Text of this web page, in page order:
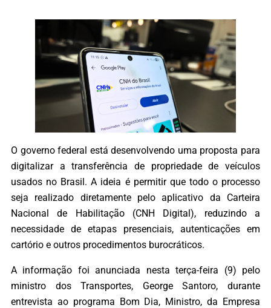
O governo federal está desenvolvendo uma proposta para
digitalizar a transferência de propriedade de veículos
usados no Brasil. A ideia é permitir que todo o processo
seja realizado diretamente pelo aplicativo da Carteira
Nacional de Habilitação (CNH Digital), reduzindo a
necessidade de etapas presenciais, autenticações em
cartório e outros procedimentos burocráticos.
A informação foi anunciada nesta terça-feira (9) pelo
ministro dos Transportes, George Santoro, durante
entrevista ao programa Bom Dia, Ministro, da Empresa